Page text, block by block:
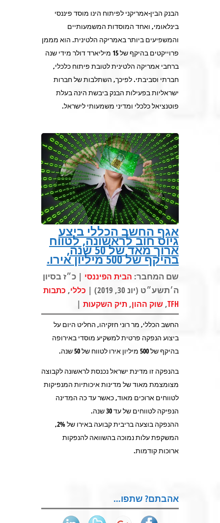
הבנק הבין-אמריקני לפיתוח הינו מוסד פיננסי
בינלאומי, ואחד המוסדות המשמעותיים
והמשפיעים ביותר באמריקה הלטינית. הוא מממן
פרוייקטים בהיקף של 15 מיליארד דולר מידי שנה
ברחבי אמריקה הלטינית לטובת פיתוח כלכלי,
חברתי וסביבתי. לפיכך, השתלבות של חברות
ישראליות בפעילות הבנק ביבשת הינה בעלת
פוטנציאל כלכלי ומדיני משמעותי לישראל.
אגף החשב הכללי ביצע
גיוס חוב לראשונה, לטווח
ארוך מאד של 50 שנה,
בהיקף של 500 מיליון אירו.
שם המחבר: הבית הפיננסי | כ״ז בסיון
ה׳תשע״ט (יונ 30, 2019) |
כללי, כתבות
TFH
, שוק ההון, תיק השקעות |
החשב הכללי, מר רוני חזקיהו, החליט היום על
ביצוע הנפקה פרטית למשקיע מוסדי באירופה
בהיקף של 500 מיליון אירו לטווח של 50 שנה.
בהנפקה זו מדינת ישראל נכנסת לראשונה לקבוצה
מצומצמת מאוד של מדינות איכותיות המנפיקות
לטווחים ארוכים מאוד, כאשר עד כה המדינה
הנפיקה לטווחים של עד 30 שנה.
ההנפקה בוצעה בריבית קבועה באירו של 2%,
המשקפת עלות נמוכה בהשוואה להנפקות
ארוכות קודמות.
אהבתם? שתפו…